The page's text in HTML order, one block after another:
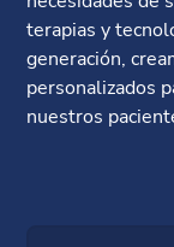
terapias y
generación,
personalizados
nuestros